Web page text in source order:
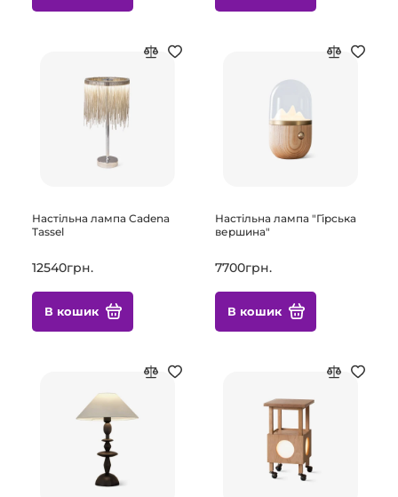
Настільна лампа Cadena
Tassel
12540грн.
В кошик
Настільна лампа "Гірська
вершина"
7700грн.
В кошик